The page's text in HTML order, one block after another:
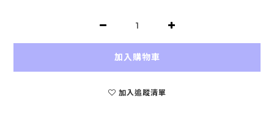
加入購物車
加入追蹤清單